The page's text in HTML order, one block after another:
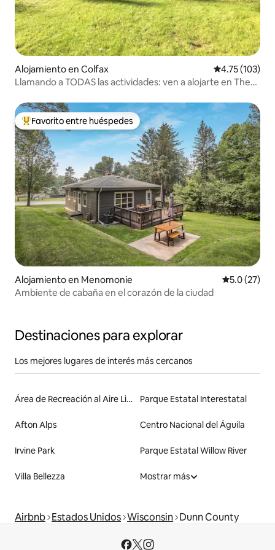
Alojamiento en Colfax Calificación
4.75 (103)
Llamando a TODAS las actividades: ven a alojarte en The
Favorito entre huéspedes preferido
Favorito entre huéspedes
Alojamiento en Menomonie Calificación
5.0 (27)
Ambiente de cabaña en el corazón de la ciudad
Destinaciones para explorar
Los mejores lugares de interés más cercanos
Área de Recreación al Aire Libre Trollhaugen Parque Estatal Interestatal
Afton Alps Centro Nacional del Águila
Irvine Park Parque Estatal Willow River
Villa Bellezza Mostrar más
Airbnb Estados Unidos Wisconsin Dunn County